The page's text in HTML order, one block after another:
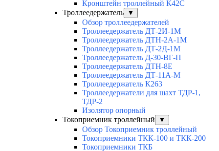
Кронштейн троллейный К42С
Троллеедержатель
▼
Обзор троллеедержателей
Троллеедержатель ДТ-2И-1М
Троллеедержатель ДТН-2А-1М
Троллеедержатель ДТ-2Д-1М
Троллеедержатель Д-30-ВГ-П
Троллеедержатель ДТН-8Е
Троллеедержатель ДТ-11А-М
Троллеедержатель К263
Троллеедержатели для шахт ТДР-1,
ТДР-2
Изолятор опорный
Токоприемник троллейный
▼
Обзор Токоприемник троллейный
Токоприемники ТКК-100 и ТКК-200
Токоприемники ТКБ